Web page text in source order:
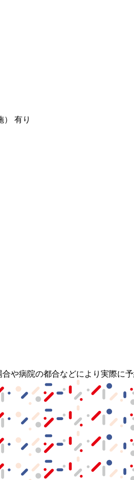
） 有り
や病院の都合などにより実際に